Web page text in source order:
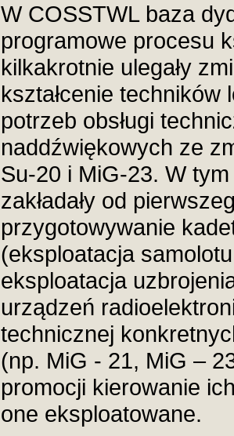
W COSSTWL baza
programowe procesu
kilkakrotnie ulegały
kształcenie
potrzeb obsługi
naddźwiękowych ze
Su-20 i MiG-23. W
zakładały od
przygotowywanie
(eksploatacja
eksploatacja
urządzeń
technicznej
(np. MiG - 21, MiG –
promocji kierowanie
one eksploatowane.